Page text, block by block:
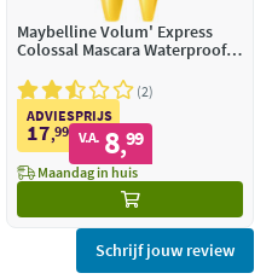
Maybelline Volum' Express
Colossal Mascara Waterproof
2
ADVIESPRIJS
17,99 V.A. 8,99
Maandag in huis
Schrijf jouw review